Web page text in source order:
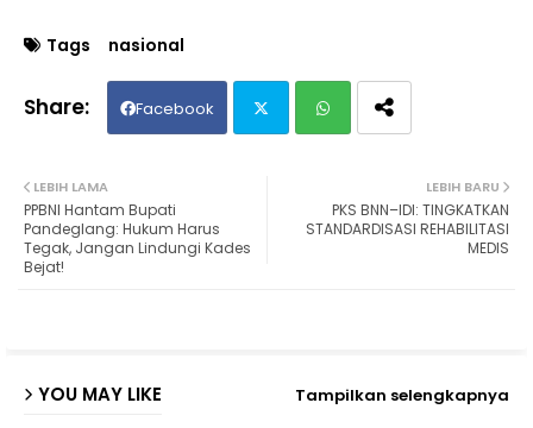
Tags nasional
Facebook
ats
LEBIH BARU
PKS BNN–IDI: TINGKATKAN
STANDARDISASI REHABILITASI
MEDIS
LEBIH LAMA
PPBNI Hantam Bupati
Pandeglang: Hukum Harus
Tegak, Jangan Lindungi Kades
Bejat!
YOU MAY LIKE Tampilkan selengkapnya